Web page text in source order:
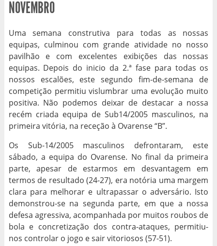
NOVEMBRO
Uma semana construtiva para todas as nossas
equipas, culminou com grande atividade no nosso
pavilhão e com excelentes exibições das nossas
equipas. Depois do inicio da 2.ª fase para todas os
nossos escalões, este segundo fim-de-semana de
competição permitiu vislumbrar uma evolução muito
positiva. Não podemos deixar de destacar a nossa
recém criada equipa de Sub14/2005 masculinos, na
primeira vitória, na receção à Ovarense “B”.
Os Sub-14/2005 masculinos defrontaram, este
sábado, a equipa do Ovarense. No final da primeira
parte, apesar de estarmos em desvantagem em
termos de resultado (24-27), era notória uma margem
clara para melhorar e ultrapassar o adversário. Isto
demonstrou-se na segunda parte, em que a nossa
defesa agressiva, acompanhada por muitos roubos de
bola e concretização dos contra-ataques, permitiu-
nos controlar o jogo e sair vitoriosos (57-51).